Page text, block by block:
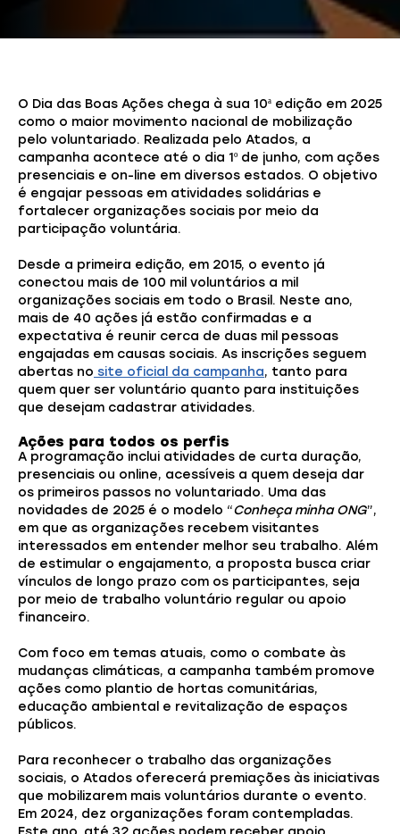
O Dia das Boas Ações chega à sua 10ª edição em 2025
como o maior movimento nacional de mobilização
pelo voluntariado. Realizada pelo Atados, a
campanha acontece até o dia 1º de junho, com ações
presenciais e on-line em diversos estados. O objetivo
é engajar pessoas em atividades solidárias e
fortalecer organizações sociais por meio da
participação voluntária.
Desde a primeira edição, em 2015, o evento já
conectou mais de 100 mil voluntários a mil
organizações sociais em todo o Brasil. Neste ano,
mais de 40 ações já estão confirmadas e a
expectativa é reunir cerca de duas mil pessoas
engajadas em causas sociais. As inscrições seguem
abertas no site oficial da campanha, tanto para
quem quer ser voluntário quanto para instituições
que desejam cadastrar atividades.
Ações para todos os perfis
A programação inclui atividades de curta duração,
presenciais ou online, acessíveis a quem deseja dar
os primeiros passos no voluntariado. Uma das
novidades de 2025 é o modelo “Conheça minha ONG”,
em que as organizações recebem visitantes
interessados em entender melhor seu trabalho. Além
de estimular o engajamento, a proposta busca criar
vínculos de longo prazo com os participantes, seja
por meio de trabalho voluntário regular ou apoio
financeiro.
Com foco em temas atuais, como o combate às
mudanças climáticas, a campanha também promove
ações como plantio de hortas comunitárias,
educação ambiental e revitalização de espaços
públicos.
Para reconhecer o trabalho das organizações
sociais, o Atados oferecerá premiações às iniciativas
que mobilizarem mais voluntários durante o evento.
Em 2024, dez organizações foram contempladas.